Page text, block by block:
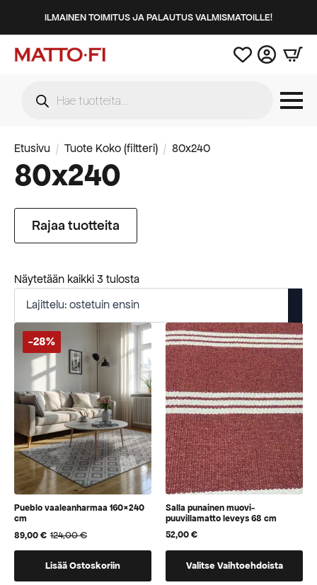
ILMAINEN TOIMITUS JA PALAUTUS VALMISMATOILLE!
search
Etusivu Tuote Koko (filtteri) 80x240
80x240
Rajaa tuotteita
Näytetään kaikki 3 tulostaSuosituimmat
-28%
Pueblo vaaleanharmaa 160×240
cm
124,00€
Alkuperäinen
hinta
124,00 €.
89,00€
Nykyinen
hinta
89,00 €.Lisää Ostoskoriin
Salla punainen muovi-
puuvillamatto leveys 68 cm
52,00€
Valitse Vaihtoehdoista